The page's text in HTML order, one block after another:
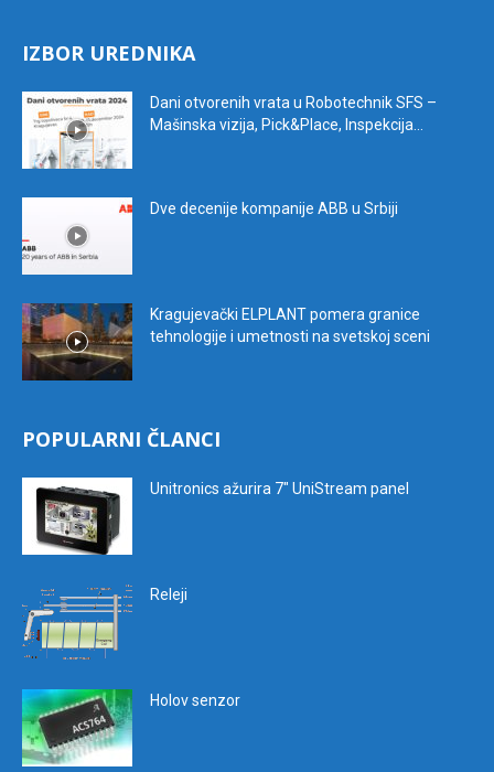
IZBOR UREDNIKA
Dani otvorenih vrata u Robotechnik SFS –
Mašinska vizija, Pick&Place, Inspekcija...
Dve decenije kompanije ABB u Srbiji
Kragujevački ELPLANT pomera granice
tehnologije i umetnosti na svetskoj sceni
POPULARNI ČLANCI
Unitronics ažurira 7″ UniStream panel
Releji
Holov senzor